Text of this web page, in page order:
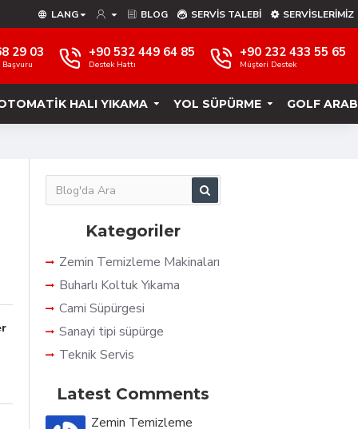
LANG BLOG SERVIS TALEBI SERVISLERIMIZ
29 03 +90 532 449 64 85
Destek Hattı
+90 232 433 55 65
Müşteri Destek
HALI YIKAMA YOL SÜPÜRME GOLF
Kategoriler
Zemin Temizleme Makinaları
Buharlı Koltuk Yıkama
Cami Süpürgesi
Sanayi tipi süpürge
Teknik Servis
Latest Comments
Zemin Temizleme